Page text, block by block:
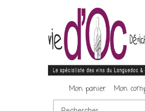
Mon panier Mon